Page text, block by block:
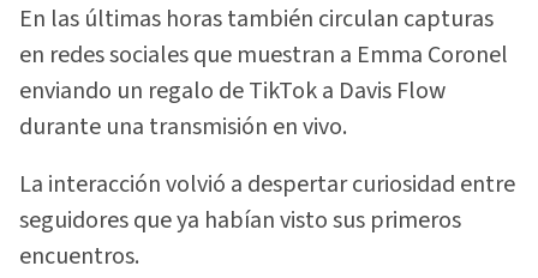
En las últimas horas también circulan capturas
en redes sociales que muestran a Emma Coronel
enviando un regalo de TikTok a Davis Flow
durante una transmisión en vivo.
La interacción volvió a despertar curiosidad entre
seguidores que ya habían visto sus primeros
encuentros.